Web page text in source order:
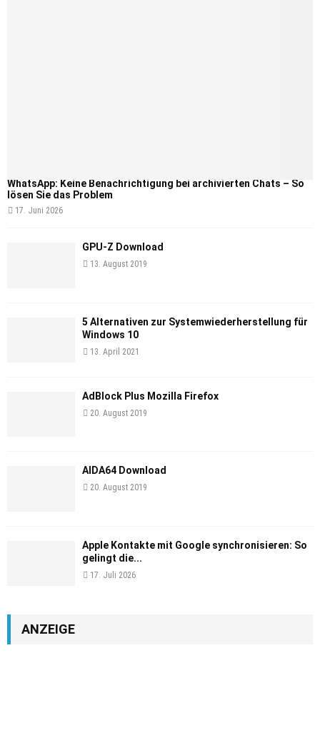
WhatsApp: Keine Benachrichtigung bei archivierten Chats – So
lösen Sie das Problem
17. Juni 2026
GPU-Z Download
13. August 2019
5 Alternativen zur Systemwiederherstellung für
Windows 10
13. April 2021
AdBlock Plus Mozilla Firefox
20. August 2019
AIDA64 Download
20. August 2019
Apple Kontakte mit Google synchronisieren: So
gelingt die...
17. Juli 2026
ANZEIGE